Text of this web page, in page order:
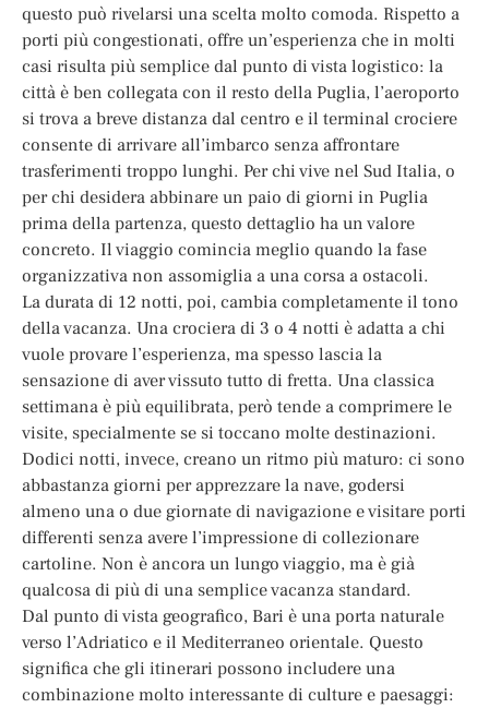
questo può rivelarsi una scelta molto comoda. Rispetto a
porti più congestionati, offre un’esperienza che in molti
casi risulta più semplice dal punto di vista logistico: la
città è ben collegata con il resto della Puglia, l’aeroporto
si trova a breve distanza dal centro e il terminal crociere
consente di arrivare all’imbarco senza affrontare
trasferimenti troppo lunghi. Per chi vive nel Sud Italia, o
per chi desidera abbinare un paio di giorni in Puglia
prima della partenza, questo dettaglio ha un valore
concreto. Il viaggio comincia meglio quando la fase
organizzativa non assomiglia a una corsa a ostacoli.
La durata di 12 notti, poi, cambia completamente il tono
della vacanza. Una crociera di 3 o 4 notti è adatta a chi
vuole provare l’esperienza, ma spesso lascia la
sensazione di aver vissuto tutto di fretta. Una classica
settimana è più equilibrata, però tende a comprimere le
visite, specialmente se si toccano molte destinazioni.
Dodici notti, invece, creano un ritmo più maturo: ci sono
abbastanza giorni per apprezzare la nave, godersi
almeno una o due giornate di navigazione e visitare porti
differenti senza avere l’impressione di collezionare
cartoline. Non è ancora un lungo viaggio, ma è già
qualcosa di più di una semplice vacanza standard.
Dal punto di vista geografico, Bari è una porta naturale
verso l’Adriatico e il Mediterraneo orientale. Questo
significa che gli itinerari possono includere una
combinazione molto interessante di culture e paesaggi: